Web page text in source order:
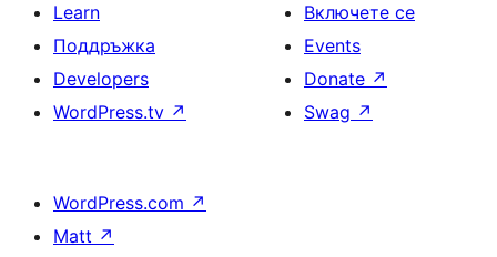
Learn
Поддръжка
Developers
WordPress.tv ↗
Включете се
Events
Donate ↗
Swag ↗
WordPress.com ↗
Matt ↗